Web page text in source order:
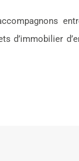
d’immobilier